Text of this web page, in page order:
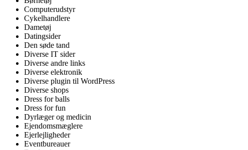
Computerudstyr
Cykelhandlere
Dametøj
Datingsider
Den søde tand
Diverse IT sider
Diverse andre links
Diverse elektronik
Diverse plugin til WordPress
Diverse shops
Dress for balls
Dress for fun
Dyrlæger og medicin
Ejendomsmæglere
Ejerlejligheder
Eventbureauer